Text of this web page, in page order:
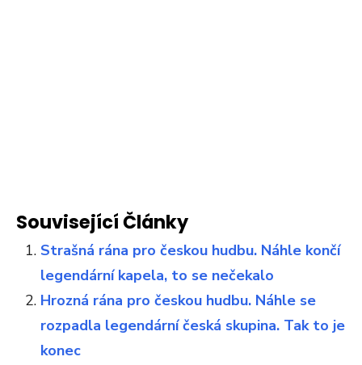
Související Články
Strašná rána pro českou hudbu. Náhle končí
legendární kapela, to se nečekalo
Hrozná rána pro českou hudbu. Náhle se
rozpadla legendární česká skupina. Tak to je
konec